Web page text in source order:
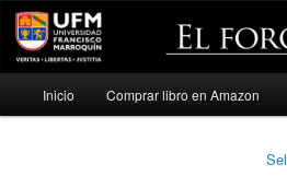
Ir
Inicio Comprar libro en Amazon